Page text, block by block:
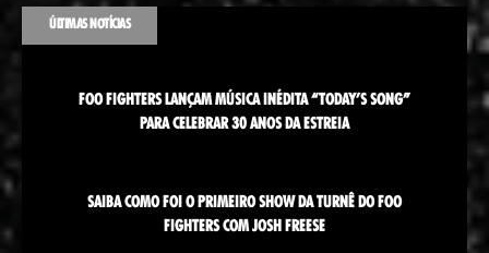
ÚLTIMAS NOTÍCIAS
FOO FIGHTERS LANÇAM MÚSICA INÉDITA “TODAY’S SONG”
PARA CELEBRAR 30 ANOS DA ESTREIA
SAIBA COMO FOI O PRIMEIRO SHOW DA TURNÊ DO FOO
FIGHTERS COM JOSH FREESE